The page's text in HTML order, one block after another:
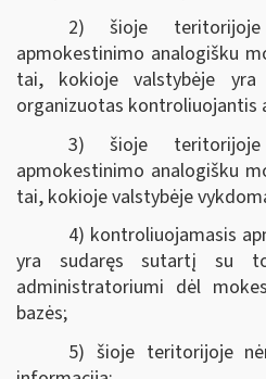
2) šioje
apmokestinimo analogišku
tai, kokioje valstybėje
organizuotas kontroliuojantis
3) šioje
apmokestinimo analogišku
tai, kokioje valstybėje
4) kontroliuojamasis
yra sudaręs sutartį su
administratoriumi dėl
bazės;
5) šioje teritorijoje